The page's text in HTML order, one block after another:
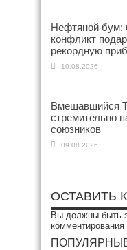
Нефтяной бум:
конфликт
рекордную
10.08.2026
Вмешавшийся
стремительно
союзников
09.08.2026
ОСТАВИТЬ
Вы должны быть
комментирования